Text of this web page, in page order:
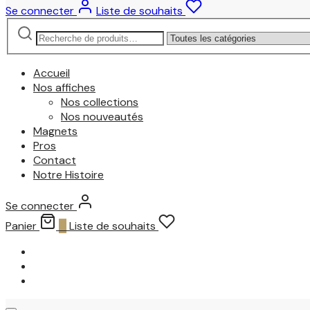
Se connecter
Liste de souhaits
Recherche
pour :
Narrow
by
category:
Accueil
Nos affiches
Nos collections
Nos nouveautés
Magnets
Pros
Contact
Notre Histoire
Se connecter
Panier
Liste de souhaits